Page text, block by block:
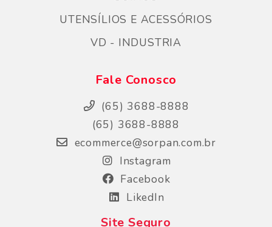
UTENSÍLIOS E ACESSÓRIOS
VD - INDUSTRIA
Fale Conosco
(65) 3688-8888
(65) 3688-8888
ecommerce@sorpan.com.br
Instagram
Facebook
LikedIn
Site Seguro